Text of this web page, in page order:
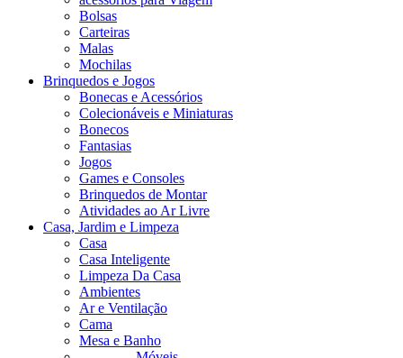
Bolsas
Carteiras
Malas
Mochilas
Brinquedos e Jogos
Bonecas e Acessórios
Colecionáveis e Miniaturas
Bonecos
Fantasias
Jogos
Games e Consoles
Brinquedos de Montar
Atividades ao Ar Livre
Casa, Jardim e Limpeza
Casa
Casa Inteligente
Limpeza Da Casa
Ambientes
Ar e Ventilação
Cama
Mesa e Banho